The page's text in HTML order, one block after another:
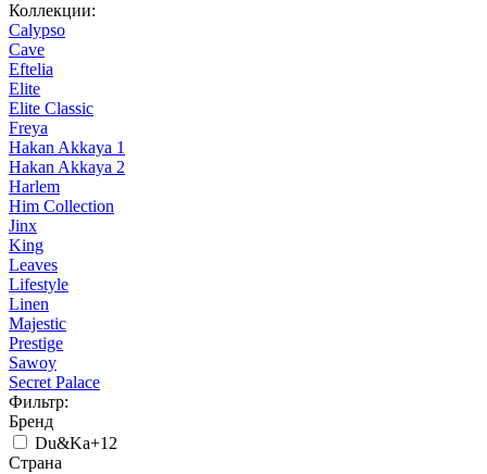
Коллекции:
Calypso
Cave
Eftelia
Elite
Elite Classic
Freya
Hakan Akkaya 1
Hakan Akkaya 2
Harlem
Him Collection
Jinx
King
Leaves
Lifestyle
Linen
Majestic
Prestige
Sawoy
Secret Palace
Фильтр:
Бренд
Du&Ka+12
Страна